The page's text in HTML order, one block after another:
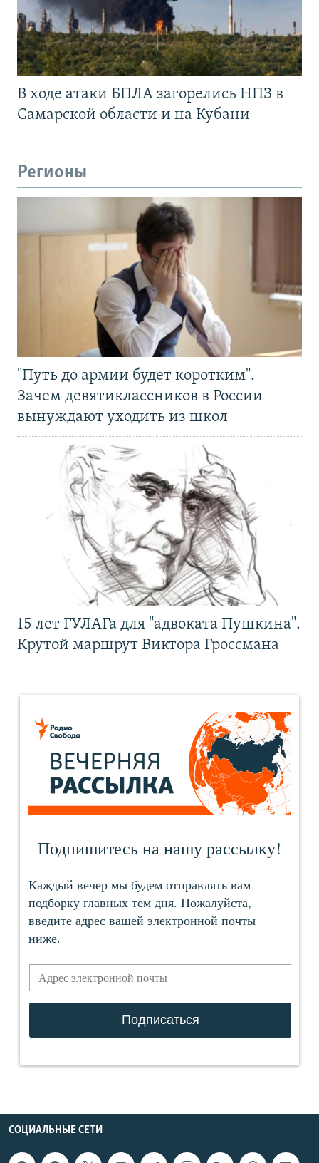
В ходе атаки БПЛА загорелись НПЗ в
Самарской области и на Кубани
Регионы
"Путь до армии будет коротким".
Зачем девятиклассников в России
вынуждают уходить из школ
15 лет ГУЛАГа для "адвоката Пушкина".
Крутой маршрут Виктора Гроссмана
СОЦИАЛЬНЫЕ СЕТИ